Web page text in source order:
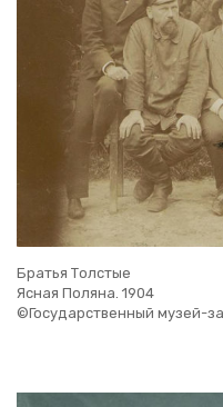
Бра­тья Тол­стые
Ясная По­ля­на. 1904
©Го­су­дар­ствен­ный музей-